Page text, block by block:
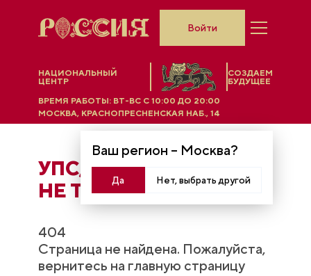
НАЦИОНАЛЬНЫЙ
ЦЕНТР
СОЗДАЕМ
БУДУЩЕЕ
Ваш регион – Москва?
Да Нет, выбрать другой
ВРЕМЯ РАБОТЫ: ВТ-ВС C 10:00 ДО 20:00
МОСКВА, КРАСНОПРЕСНЕНСКАЯ НАБ., 14
Войти
УПС, ЧТO-ТО ПОШЛО
НЕ ТАК...
404
Страница не найдена. Пожалуйста,
вернитесь на главную страницу